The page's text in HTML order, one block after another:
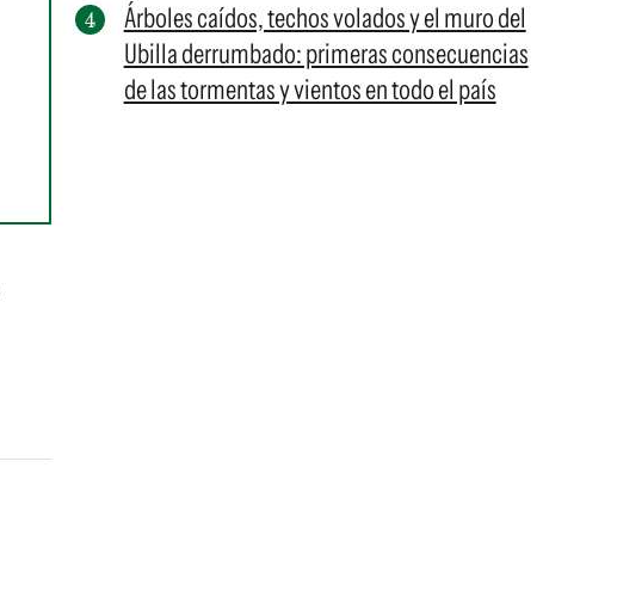
Árboles caídos, techos volados y el muro del
Ubilla derrumbado: primeras consecuencias
de las tormentas y vientos en todo el país